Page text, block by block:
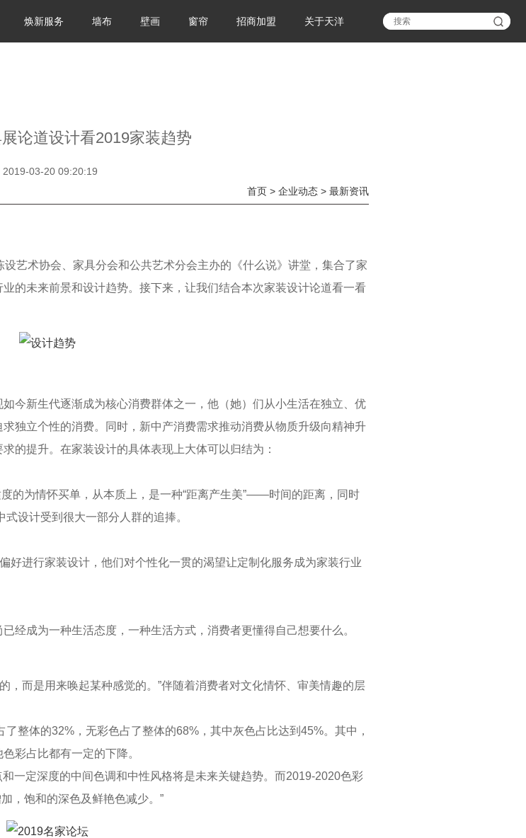
焕新服务 墙布 壁画 窗帘 招商加盟 关于天洋
论道设计看2019家装趋势
2019-03-20 09:20:19
首页 > 企业动态 > 最新资讯
艺术协会、家具分会和公共艺术分会主办的《什么说》讲堂，集合了家
的未来前景和设计趋势。接下来，让我们结合本次家装设计论道看一看
今新生代逐渐成为核心消费群体之一，他（她）们从小生活在独立、优
独立个性的消费。同时，新中产消费需求推动消费从物质升级向精神升
的提升。在家装设计的具体表现上大体可以归结为：
的为情怀买单，从本质上，是一种“距离产生美”——时间的距离，同时
设计受到很大一部分人群的追捧。
好进行家装设计，他们对个性化一贯的渴望让定制化服务成为家装行业
经成为一种生活态度，一种生活方式，消费者更懂得自己想要什么。
，而是用来唤起某种感觉的。”伴随着消费者对文化情怀、审美情趣的层
整体的32%，无彩色占了整体的68%，其中灰色占比达到45%。其中，
彩占比都有一定的下降。
一定深度的中间色调和中性风格将是未来关键趋势。而2019-2020色彩
，饱和的深色及鲜艳色减少。”